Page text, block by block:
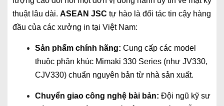
thuật lâu dài. ASEAN JSC tự hào là đối tác tin cậy hàng
đầu của các xưởng in tại Việt Nam:
Sản phẩm chính hãng: Cung cấp các model
thuộc phân khúc Mimaki 330 Series (như JV330,
CJV330) chuẩn nguyên bản từ nhà sản xuất.
Chuyển giao công nghệ bài bản: Đội ngũ kỹ sư